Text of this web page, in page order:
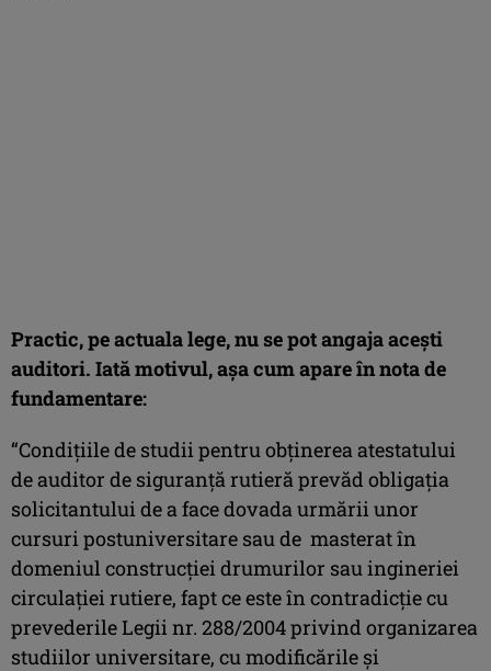
Practic, pe actuala lege, nu se pot angaja aceşti
auditori. Iată motivul, aşa cum apare în nota de
fundamentare:
“Condiţiile de studii pentru obţinerea atestatului
de auditor de siguranţă rutieră prevăd obligaţia
solicitantului de a face dovada urmării unor
cursuri postuniversitare sau de masterat în
domeniul construcţiei drumurilor sau ingineriei
circulaţiei rutiere, fapt ce este în contradicţie cu
prevederile Legii nr. 288/2004 privind organizarea
studiilor universitare, cu modificările şi